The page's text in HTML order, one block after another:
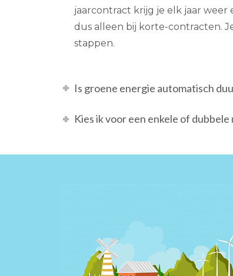
jaarcontract krijg je elk jaar weer
dus alleen bij korte-contracten.
stappen.
Is groene energie automatisch
Kies ik voor een enkele of dubbele